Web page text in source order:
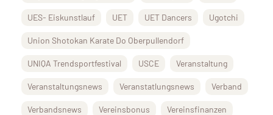
UES- Eiskunstlauf UET UET Dancers Ugotchi
Union Shotokan Karate Do Oberpullendorf
UNIQA Trendsportfestival USCE Veranstaltung
Veranstaltungsnews Veranstatlungsnews Verband
Verbandsnews Vereinsbonus Vereinsfinanzen